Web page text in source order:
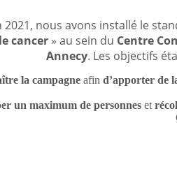
2021, nous avons installé le
cancer » au sein du Centre
Annecy. Les objectifs
la campagne afind’apporter de
un maximum de personnes et